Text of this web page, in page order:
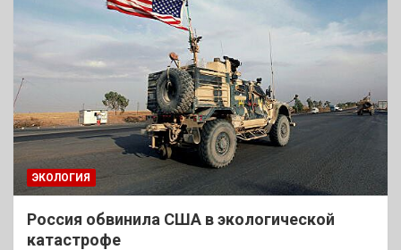
ЭКОЛОГИЯ
Россия обвинила США в экологической
катастрофе